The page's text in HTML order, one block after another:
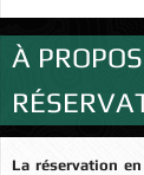
À
La réservation en ligne n'est possible que sur une